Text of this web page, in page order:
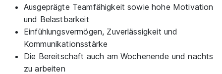
Ausgeprägte Teamfähigkeit sowie hohe Motivation
und Belastbarkeit
Einfühlungsvermögen, Zuverlässigkeit und
Kommunikationsstärke
Die Bereitschaft auch am Wochenende und nachts
zu arbeiten